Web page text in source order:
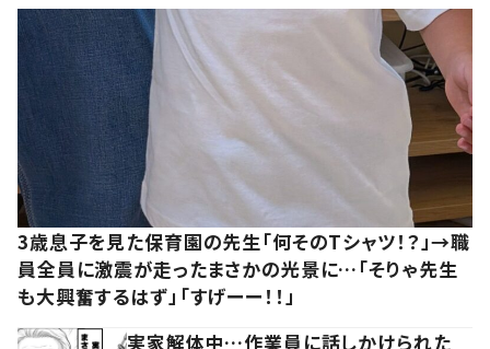
3歳息子を見た保育園の先生「何そのTシャツ！？」→職
員全員に激震が走ったまさかの光景に…「そりゃ先生
も大興奮するはず」「すげーー！！」
実家解体中…作業員に話しかけられた